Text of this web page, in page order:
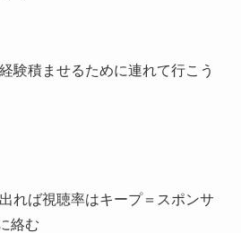
験積ませるために連れて行こう
れば視聴率はキープ＝スポンサ
絡む